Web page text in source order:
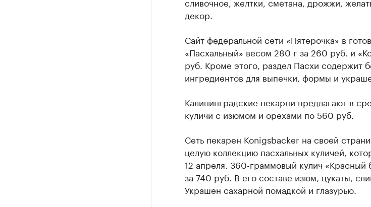
декор.
Сайт федеральной сети «Пятерочка» в
«Пасхальный» весом 280 г за 260 руб. и
руб. Кроме этого, раздел Пасхи содержит
ингредиентов для выпечки, формы и
Калининградские пекарни предлагают в
куличи с изюмом и орехами по 560 руб.
Сеть пекарен Konigsbacker на своей
целую коллекцию пасхальных куличей,
12 апреля. 360-граммовый кулич «Красный
за 740 руб. В его составе изюм, цукаты,
Украшен сахарной помадкой и глазурью.